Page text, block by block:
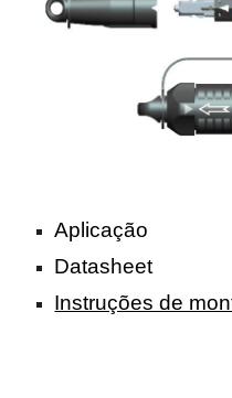
Aplicação
Datasheet
Instruções de